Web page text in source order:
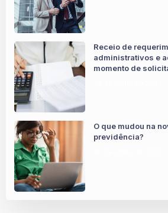
Receio de
administrativos e
momento de
O que mudou na
previdência?